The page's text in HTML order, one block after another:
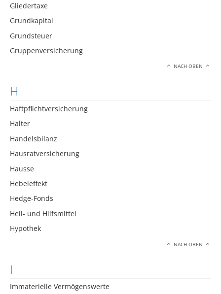
Gliedertaxe
Grundkapital
Grundsteuer
Gruppenversicherung
NACH OBEN
H
Haftpflichtversicherung
Halter
Handelsbilanz
Hausratversicherung
Hausse
Hebeleffekt
Hedge-Fonds
Heil- und Hilfsmittel
Hypothek
NACH OBEN
I
Immaterielle Vermögenswerte